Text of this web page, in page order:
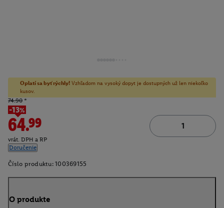
Oplatí sa byť rýchly! Vzhľadom na vysoký dopyt je dostupných už len niekoľko
kusov.
74.90 *
-13%
64.99
vrát. DPH a RP
Doručenie
Číslo produktu: 100369155
O produkte